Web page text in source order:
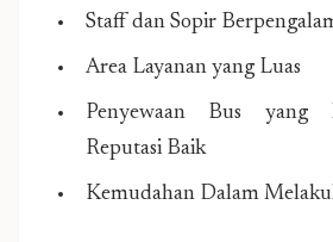
Staff dan Sopir
Area Layanan yang Luas
Penyewaan Bus yang
Reputasi Baik
Kemudahan Dalam